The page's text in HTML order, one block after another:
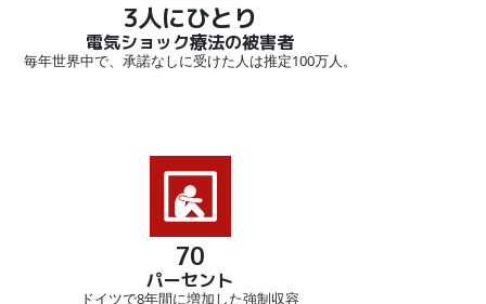
3人にひとり
電気ショック療法の被害者
毎年世界中で、承諾なしに受けた人は推定100万人。
70
パーセント
ドイツで8年間に増加した強制収容